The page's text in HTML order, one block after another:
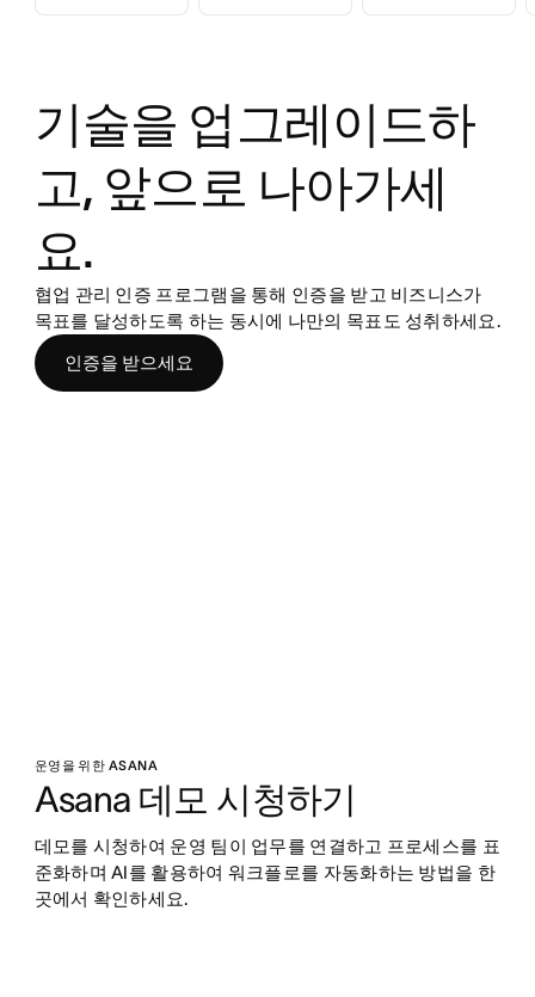
기술을 업그레이드하
고, 앞으로 나아가세
요.
협업 관리 인증 프로그램을 통해 인증을 받고 비즈니스가
목표를 달성하도록 하는 동시에 나만의 목표도 성취하세요.
인증을 받으세요
운영을 위한 ASANA
Asana 데모 시청하기
데모를 시청하여 운영 팀이 업무를 연결하고 프로세스를 표
준화하며 AI를 활용하여 워크플로를 자동화하는 방법을 한
곳에서 확인하세요.